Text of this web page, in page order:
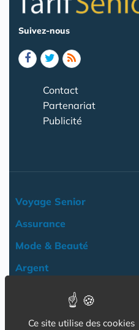
Suivez-nous
Contact
Partenariat
Publicité
Voyage Senior
Assurance
Mode & Beauté
Argent
Loisir & Culture
Ce site utilise des cookies